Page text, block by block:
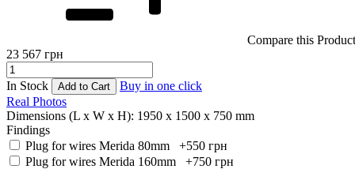
Compare this Product
23 567 грн
In Stock Add to Cart
Buy in one click
Real Photos
Dimensions (L x W x H): 1950 x 1500 x 750 mm
Findings
Plug for wires Merida 80mm +550 грн
Plug for wires Merida 160mm +750 грн